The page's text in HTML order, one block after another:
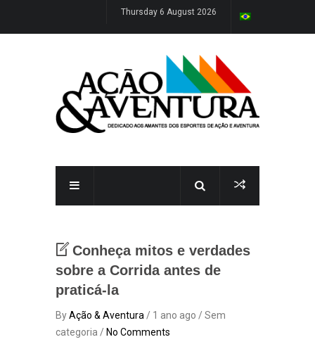
Thursday 6 August 2026
Conheça mitos e verdades
sobre a Corrida antes de
praticá-la
ByAção & Aventura / 1 ano ago / Sem
categoria / No Comments